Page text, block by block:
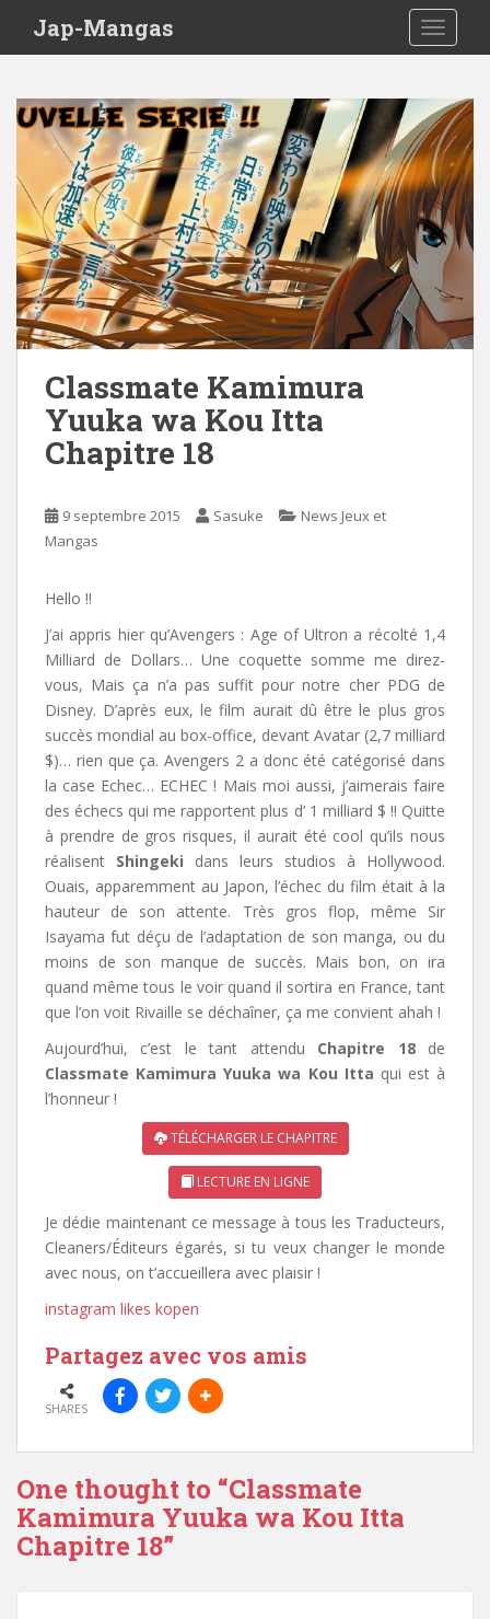
Jap-Mangas
Classmate Kamimura
Yuuka wa Kou Itta
Chapitre 18
9 septembre 2015 Sasuke
News Jeux et
Mangas
Hello !!
J’ai appris hier qu’Avengers : Age of Ultron a récolté 1,4
Milliard de Dollars… Une coquette somme me direz-
vous, Mais ça n’a pas suffit pour notre cher PDG de
Disney. D’après eux, le film aurait dû être le plus gros
succès mondial au box-office, devant Avatar (2,7 milliard
$)… rien que ça. Avengers 2 a donc été catégorisé dans
la case Echec… ECHEC ! Mais moi aussi, j’aimerais faire
des échecs qui me rapportent plus d’ 1 milliard $ !! Quitte
à prendre de gros risques, il aurait été cool qu’ils nous
réalisent Shingeki dans leurs studios à Hollywood.
Ouais, apparemment au Japon, l’échec du film était à la
hauteur de son attente. Très gros flop, même Sir
Isayama fut déçu de l’adaptation de son manga, ou du
moins de son manque de succès. Mais bon, on ira
quand même tous le voir quand il sortira en France, tant
que l’on voit Rivaille se déchaîner, ça me convient ahah !
Aujourd’hui, c’est le tant attendu Chapitre 18de
Classmate Kamimura Yuuka wa Kou Itta qui est à
l’honneur !
TÉLÉCHARGER LE CHAPITRE
LECTURE EN LIGNE
Je dédie maintenant ce message à tous les Traducteurs,
Cleaners/Éditeurs égarés, si tu veux changer le monde
avec nous, on t’accueillera avec plaisir !
instagram likes kopen
Partagez avec vos amis
SHARES
One thought to “Classmate
Kamimura Yuuka wa Kou Itta
Chapitre 18”